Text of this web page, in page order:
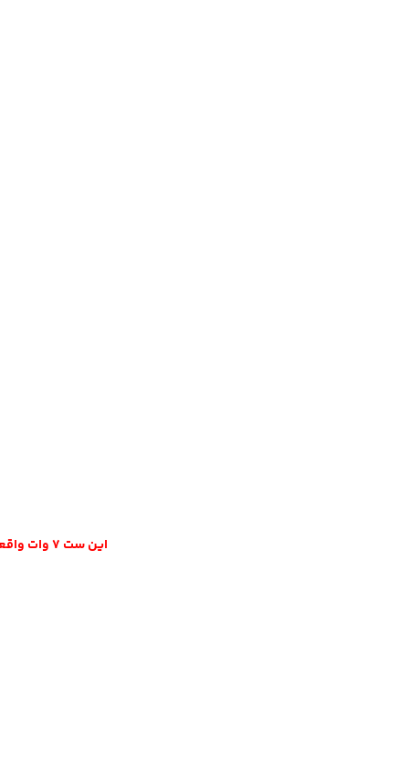
این ست 7 وات واقعی بوده و از نظر نور ,قدرت و زیبایی هیچ شباهتی به سایر لوگو لایت های عرضه شده در بازار ندارد.